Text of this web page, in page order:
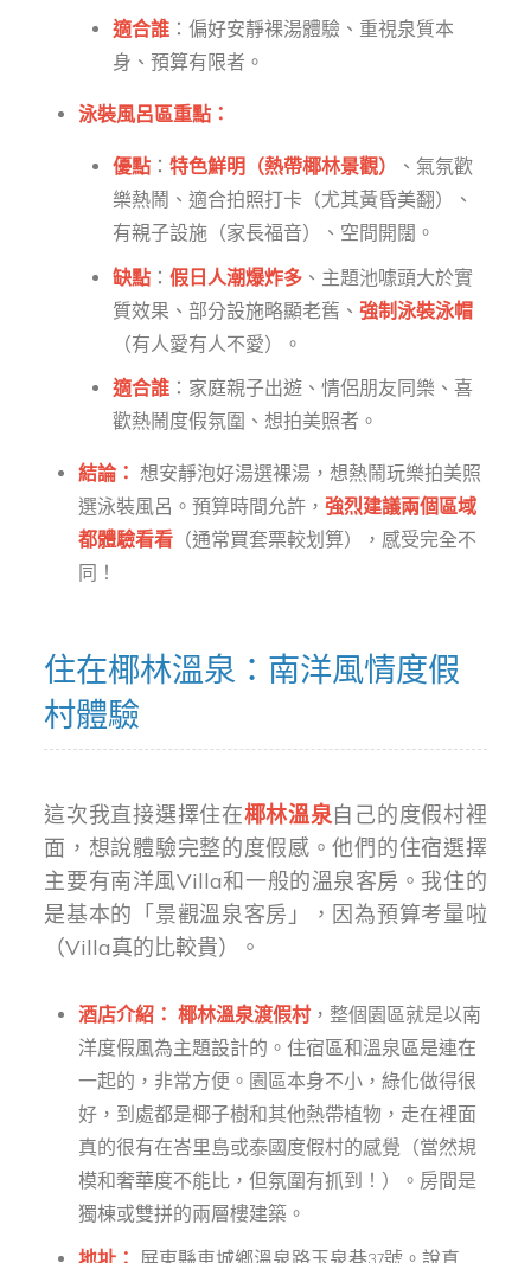
適合誰 ：偏好安靜裸湯體驗、重視泉質本
身、預算有限者。
泳裝風呂區重點：
優點 ： 特色鮮明（熱帶椰林景觀）
、氣氛歡
樂熱鬧、適合拍照打卡（尤其黃昏美翻）、
有親子設施（家長福音）、空間開闊。
缺點 ： 假日人潮爆炸多 、主題池噱頭大於實
質效果、部分設施略顯老舊、 強制泳裝泳帽
（有人愛有人不愛）。
適合誰 ：家庭親子出遊、情侶朋友同樂、喜
歡熱鬧度假氛圍、想拍美照者。
結論： 想安靜泡好湯選裸湯，想熱鬧玩樂拍美照
選泳裝風呂。預算時間允許，強烈建議兩個區域
都體驗看看 （通常買套票較划算），感受完全不
同！
住在椰林溫泉：南洋風情度假
村體驗
這次我直接選擇住在椰林溫泉自己的度假村裡
面，想說體驗完整的度假感。他們的住宿選擇
主要有南洋風Villa和一般的溫泉客房。我住的
是基本的「景觀溫泉客房」，因為預算考量啦
（Villa真的比較貴）。
酒店介紹： 椰林溫泉渡假村 ，整個園區就是以南
洋度假風為主題設計的。住宿區和溫泉區是連在
一起的，非常方便。園區本身不小，綠化做得很
好，到處都是椰子樹和其他熱帶植物，走在裡面
真的很有在峇里島或泰國度假村的感覺（當然規
模和奢華度不能比，但氛圍有抓到！）。房間是
獨棟或雙拼的兩層樓建築。